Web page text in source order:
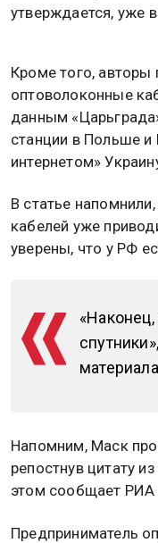
утверждается, уже
Кроме того, авторы
оптоволоконные
данным
станции в Польше и
интернетом»
В статье
кабелей уже
уверены, что у РФ
Напомним, Маск
репостнув цитату
этом сообщает РИА
Предприниматель